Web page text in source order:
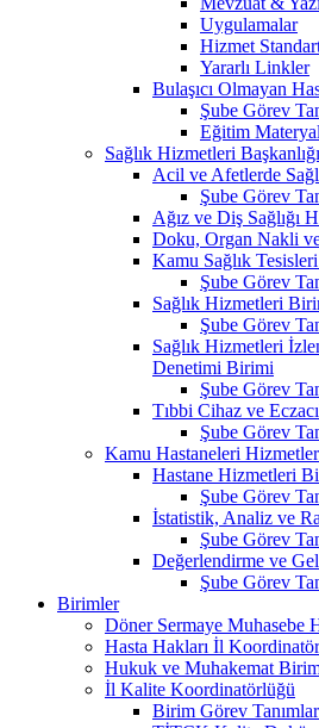
Uygulamalar
Hizmet
Yararlı Linkler
Bulaşıcı Olmayan
Şube Görev
Eğitim
Sağlık Hizmetleri Başkanlığı
Acil ve Afetlerde
Şube Görev
Ağız ve Diş Sağlığı
Doku, Organ Nakli
Kamu Sağlık
Şube Görev
Sağlık Hizmetleri
Şube Görev
Sağlık Hizmetleri
Denetimi Birimi
Şube Görev
Tıbbi Cihaz ve
Şube Görev
Kamu Hastaneleri
Hastane Hizmetleri
Şube Görev
İstatistik, Analiz ve
Şube Görev
Değerlendirme ve
Şube Görev
Birimler
Döner Sermaye Muhasebe
Hasta Hakları İl
Hukuk ve Muhakemat
İl Kalite Koordinatörlüğü
Birim Görev